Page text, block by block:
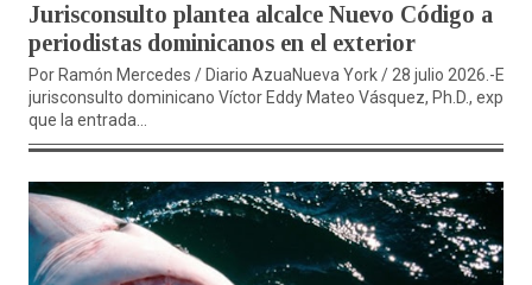
Jurisconsulto plantea alcalce Nuevo Código a
periodistas dominicanos en el exterior
Por Ramón Mercedes / Diario AzuaNueva York / 28 julio 2026.-El
jurisconsulto dominicano Víctor Eddy Mateo Vásquez, Ph.D., explica
que la entrada...